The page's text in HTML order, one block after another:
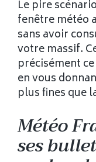
Le pire
fenêtre météo
sans avoir
votre massif.
précisément
en vous
plus fines que
Météo
ses